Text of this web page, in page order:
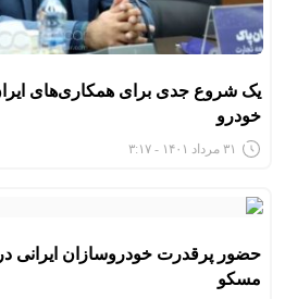
یک شروع جدی برای همکاری‌های
خودرو
۳۱ مرداد ۱۴۰۱ - ۳:۱۷
حضور پرقدرت خودروسازان ایرانی در
مسکو